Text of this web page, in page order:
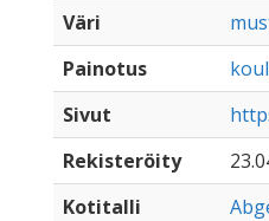
Väri
Painotus
Sivut
Rekisteröity
Kotitalli